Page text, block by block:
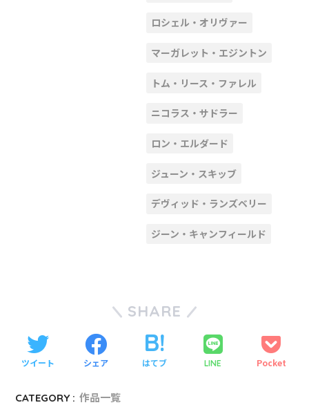
ロシェル・オリヴァー
マーガレット・エジントン
トム・リース・ファレル
ニコラス・サドラー
ロン・エルダード
ジューン・スキッブ
デヴィッド・ランズベリー
ジーン・キャンフィールド
SHARE
ツイート シェア はてブ LINE Pocket
CATEGORY : 作品一覧